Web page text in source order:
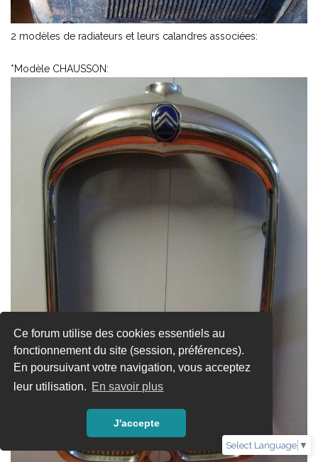
Ce forum utilise des cookies essentiels au
fonctionnement du site (session, préférences).
En poursuivant votre navigation, vous acceptez
leur utilisation. En savoir plus
J'accepte
Select Language ▼
2 modèles de radiateurs et leurs calandres associées:
*Modèle CHAUSSON: